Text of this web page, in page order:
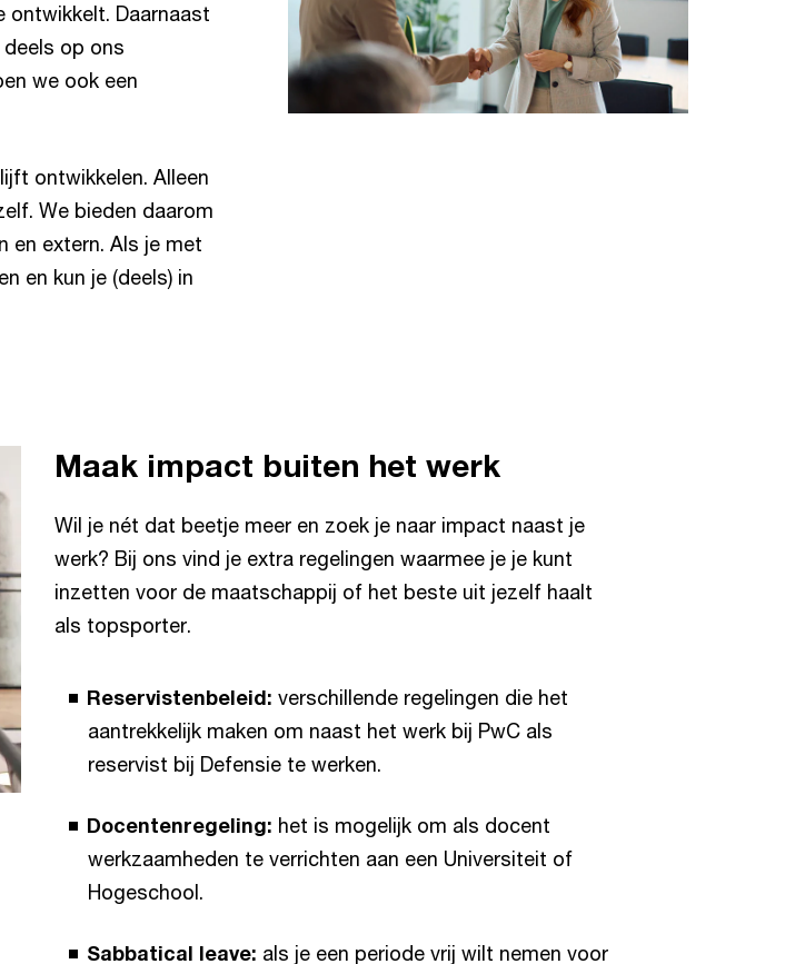
ontwikkelt. Daarnaast
op ons
we ook een
ontwikkelen. Alleen
We bieden daarom
en extern. Als je met
en kun je (deels) in
Maak impact buiten het werk
Wil je nét dat beetje meer en zoek je naar impact naast je
werk? Bij ons vind je extra regelingen waarmee je je kunt
inzetten voor de maatschappij of het beste uit jezelf haalt
als topsporter.
Reservistenbeleid: verschillende regelingen die het
aantrekkelijk maken om naast het werk bij PwC als
reservist bij Defensie te werken.
Docentenregeling: het is mogelijk om als docent
werkzaamheden te verrichten aan een Universiteit of
Hogeschool.
Sabbatical leave: als je een periode vrij wilt nemen voor